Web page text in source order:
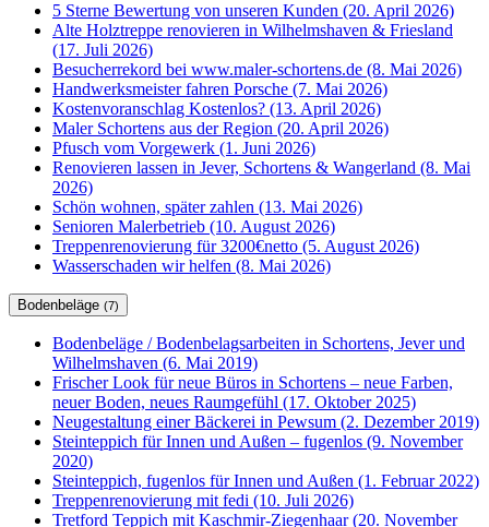
5 Sterne Bewertung von unseren Kunden (20. April 2026)
Alte Holztreppe renovieren in Wilhelmshaven & Friesland
(17. Juli 2026)
Besucherrekord bei www.maler-schortens.de (8. Mai 2026)
Handwerksmeister fahren Porsche (7. Mai 2026)
Kostenvoranschlag Kostenlos? (13. April 2026)
Maler Schortens aus der Region (20. April 2026)
Pfusch vom Vorgewerk (1. Juni 2026)
Renovieren lassen in Jever, Schortens & Wangerland (8. Mai
2026)
Schön wohnen, später zahlen (13. Mai 2026)
Senioren Malerbetrieb (10. August 2026)
Treppenrenovierung für 3200€netto (5. August 2026)
Wasserschaden wir helfen (8. Mai 2026)
Bodenbeläge (7)
Bodenbeläge / Bodenbelagsarbeiten in Schortens, Jever und
Wilhelmshaven (6. Mai 2019)
Frischer Look für neue Büros in Schortens – neue Farben,
neuer Boden, neues Raumgefühl (17. Oktober 2025)
Neugestaltung einer Bäckerei in Pewsum (2. Dezember 2019)
Steinteppich für Innen und Außen – fugenlos (9. November
2020)
Steinteppich, fugenlos für Innen und Außen (1. Februar 2022)
Treppenrenovierung mit fedi (10. Juli 2026)
Tretford Teppich mit Kaschmir-Ziegenhaar (20. November